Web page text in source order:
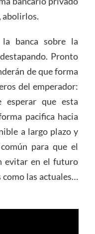
abolirlos.
banca sobre la
Pronto
de que forma
del emperador:
esperar que esta
pacifica hacia
a largo plazo y
para que el
evitar en el futuro
como las actuales…